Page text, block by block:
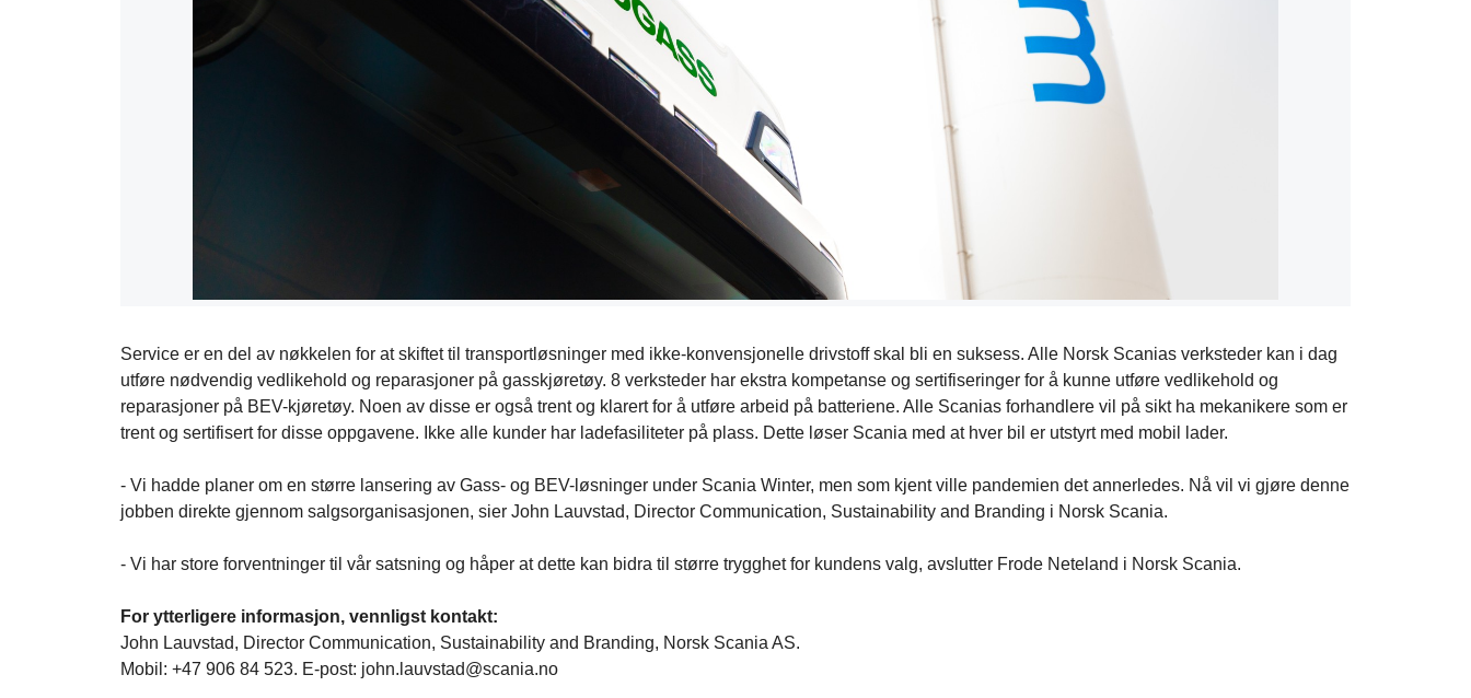
Service er en del av nøkkelen for at skiftet til transportløsninger med ikke-konvensjonelle drivstoff skal bli en suksess. Alle Norsk Scanias verksteder kan i dag
utføre nødvendig vedlikehold og reparasjoner på gasskjøretøy. 8 verksteder har ekstra kompetanse og sertifiseringer for å kunne utføre vedlikehold og
reparasjoner på BEV-kjøretøy. Noen av disse er også trent og klarert for å utføre arbeid på batteriene. Alle Scanias forhandlere vil på sikt ha mekanikere som er
trent og sertifisert for disse oppgavene. Ikke alle kunder har ladefasiliteter på plass. Dette løser Scania med at hver bil er utstyrt med mobil lader.
- Vi hadde planer om en større lansering av Gass- og BEV-løsninger under Scania Winter, men som kjent ville pandemien det annerledes. Nå vil vi gjøre denne
jobben direkte gjennom salgsorganisasjonen, sier John Lauvstad, Director Communication, Sustainability and Branding i Norsk Scania.
- Vi har store forventninger til vår satsning og håper at dette kan bidra til større trygghet for kundens valg, avslutter Frode Neteland i Norsk Scania.
For ytterligere informasjon, vennligst kontakt:
John Lauvstad, Director Communication, Sustainability and Branding, Norsk Scania AS.
Mobil: +47 906 84 523. E-post: john.lauvstad@scania.no